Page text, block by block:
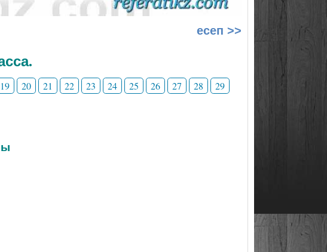
есеп >>
19 20 21 22 23 24 25 26 27 28 29